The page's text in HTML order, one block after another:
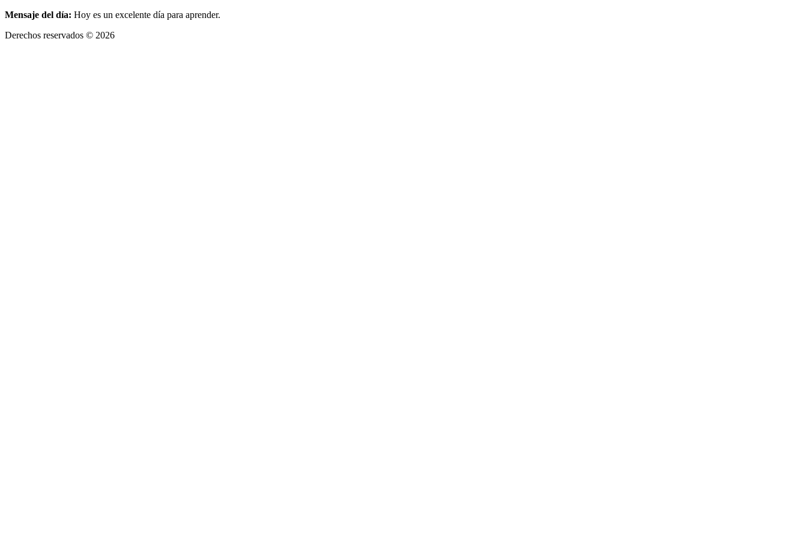
Mensaje del día: Hoy es un excelente día para aprender.
Derechos reservados © 2026